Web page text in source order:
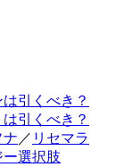
引くべき？
引くべき？
ナ ／ リセマラ
選択肢